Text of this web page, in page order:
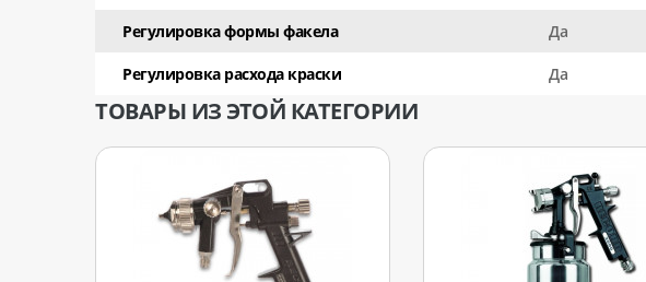
Регулировка формы факела Да
Рeгулировка расхода краски Да
ТОВАРЫ ИЗ ЭТОЙ КАТЕГОРИИ